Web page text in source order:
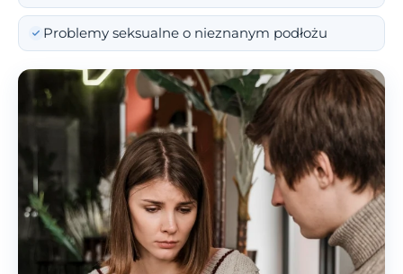
Problemy seksualne o nieznanym podłożu